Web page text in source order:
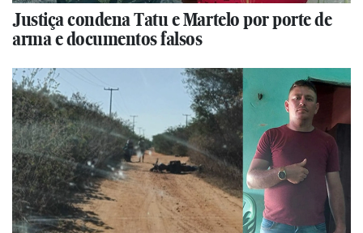
Justiça condena Tatu e Martelo por porte de
arma e documentos falsos